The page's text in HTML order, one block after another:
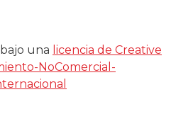
una licencia de Creative
NoComercial-